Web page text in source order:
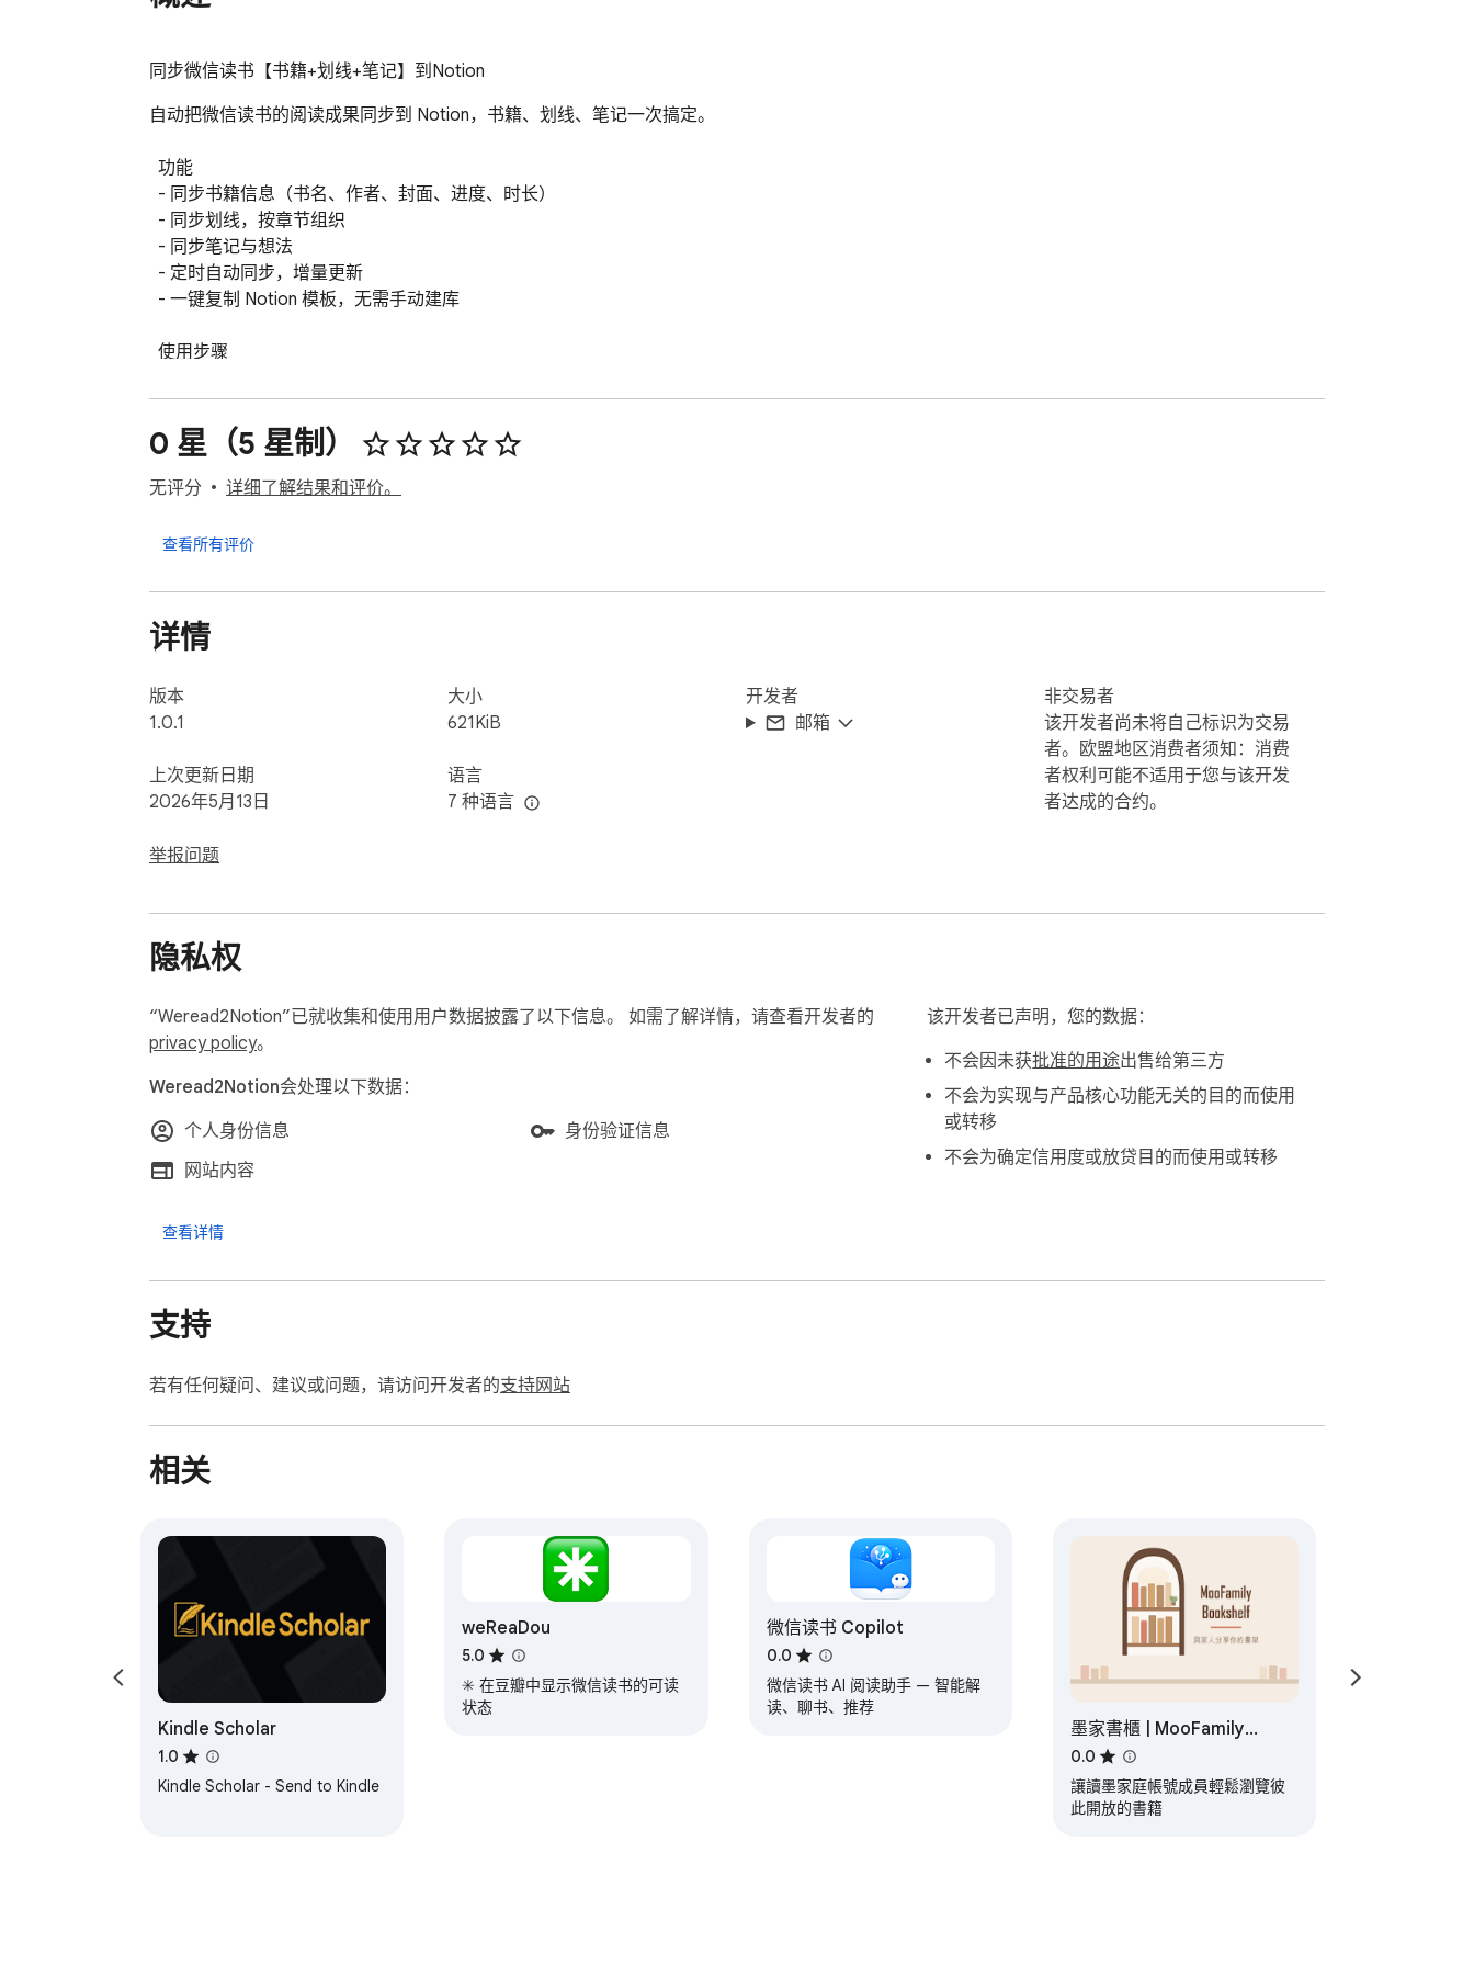
同步微信读书【书籍+划线+笔记】到Notion
自动把微信读书的阅读成果同步到 Notion，书籍、划线、笔记一次搞定。
  2. 打开侧边栏，复制 Notion 模板并授权
  3. 粘贴 Notion Page 链接
  4. 打开同步开关
0 星（5 星制）
无评分 详细了解结果和评价。
查看所有评价
详情
版本
1.0.1
上次更新日期
2026年5月13日
举报问题
大小
621KiB
语言
7 种语言
开发者
邮箱
非交易者
该开发者尚未将自己标识为交易
者。欧盟地区消费者须知：消费
者权利可能不适用于您与该开发
者达成的合约。
隐私权
“Weread2Notion”已就收集和使用用户数据披露了以下信息。 如需了解详情，请查看开发者的
privacy policy。
Weread2Notion会处理以下数据：
个人身份信息
身份验证信息
网站内容
查看详情
该开发者已声明，您的数据：
不会因未获批准的用途出售给第三方
不会为实现与产品核心功能无关的目的而使用
或转移
不会为确定信用度或放贷目的而使用或转移
支持
若有任何疑问、建议或问题，请访问开发者的支持网站
相关
Kindle Scholar
1.0
Kindle Scholar - Send to Kindle
weReaDou
5.0
✳️ 在豆瓣中显示微信读书的可读
状态
微信读书 Copilot
0.0
微信读书 AI 阅读助手 — 智能解
读、聊书、推荐
墨家書櫃 | MooFamily
Bookshelf
0.0
讓讀墨家庭帳號成員輕鬆瀏覽彼
此開放的書籍